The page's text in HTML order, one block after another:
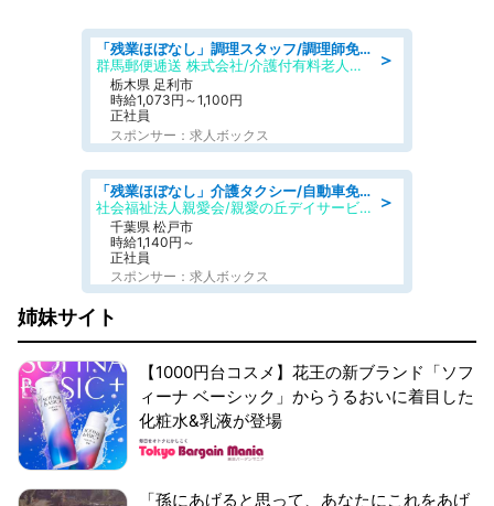
＞
「残業ほぼなし」調理スタッフ/調理師免許必須/正職員/日勤のみ/介護付き有料老人ホーム/社会保障完備
群馬郵便逓送 株式会社/介護付有料老人ホーム ふる里
栃木県 足利市
時給1,073円～1,100円
正社員
スポンサー：求人ボックス
＞
「残業ほぼなし」介護タクシー/自動車免許必須/正職員/日勤のみ/デイサービス
社会福祉法人親愛会/親愛の丘デイサービス
千葉県 松戸市
時給1,140円～
正社員
スポンサー：求人ボックス
姉妹サイト
【1000円台コスメ】花王の新ブランド「ソフ
ィーナ ベーシック」からうるおいに着目した
化粧水&乳液が登場
「孫にあげると思って、あなたにこれをあげ